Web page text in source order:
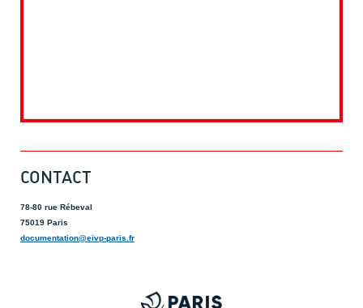
CONTACT
78-80 rue Rébeval
75019 Paris
documentation@eivp-paris.fr